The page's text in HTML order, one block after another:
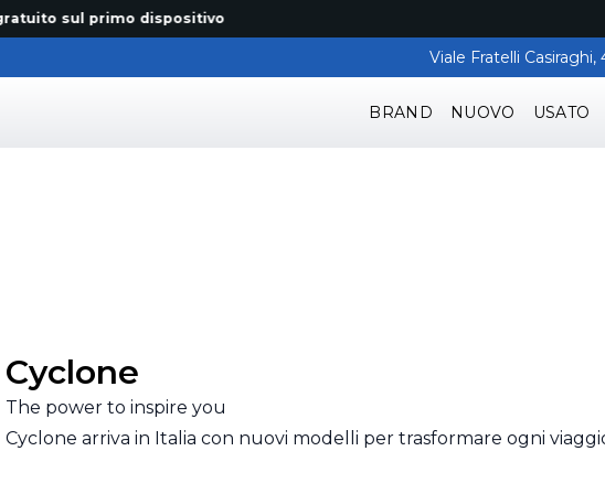
sul primo dispositivo
Viale Fratelli
BRAND NUOVO USATO
Cyclone
The power to inspire you
Cyclone arriva in Italia con nuovi modelli per trasformare ogni